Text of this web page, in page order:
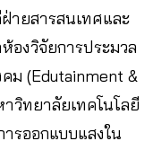
ายสารสนเทศและ
องวิจัยการประมวล
ม (Edutainment &
วิทยาลัยเทคโนโลยี
รออกแบบแสงใน